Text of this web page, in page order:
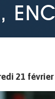
21 février